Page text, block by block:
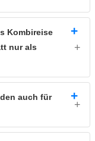
Kombireise
nur als
auch für